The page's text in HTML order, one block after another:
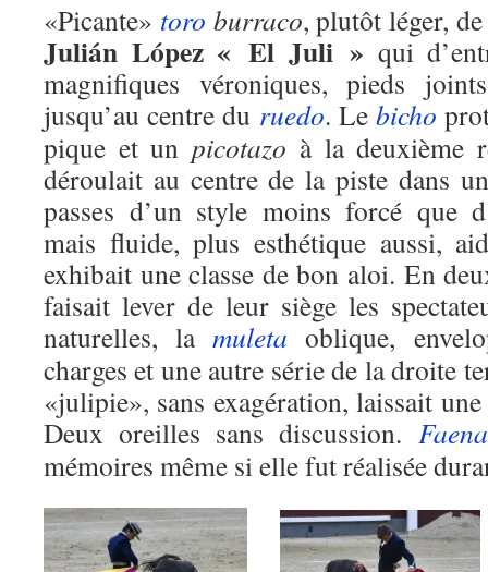
«Picante» toro burraco, plutôt léger,
Julián López « El Juli » qui
magnifiques véroniques, pieds
jusqu’au centre du ruedo. Lebicho
pique et unpicotazo à la deuxième
déroulait au centre de la piste dans
passes d’un style moins forcé que
mais fluide, plus esthétique aussi,
exhibait une classe de bon aloi. En
faisait lever de leur siège les
naturelles, lamuleta oblique,
charges et une autre série de la droite
«julipie», sans exagération, laissait
Deux oreilles sans discussion. Faena
mémoires même si elle fut réalisée